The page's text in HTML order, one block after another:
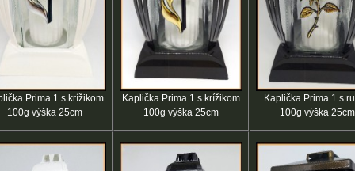
Prima 1 s krížikom
100g výška 25cm
Kaplička Prima 1 s krížikom
100g výška 25cm
Kaplička Prima 1 s
100g výška 25cm